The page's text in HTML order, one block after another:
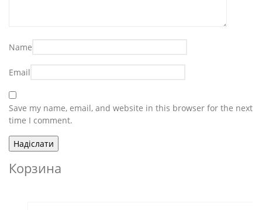
Name
Email
Save my name, email, and website in this browser for the next
time I comment.
Корзина